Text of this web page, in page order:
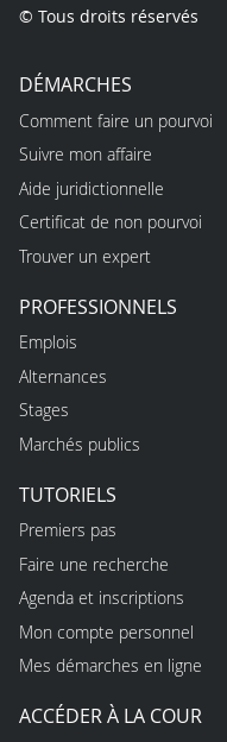
© Tous droits réservés
DÉMARCHES
Comment faire un pourvoi
Suivre mon affaire
Aide juridictionnelle
Certificat de non pourvoi
Trouver un expert
PROFESSIONNELS
Emplois
Alternances
Stages
Marchés publics
TUTORIELS
Premiers pas
Faire une recherche
Agenda et inscriptions
Mon compte personnel
Mes démarches en ligne
ACCÉDER À LA COUR